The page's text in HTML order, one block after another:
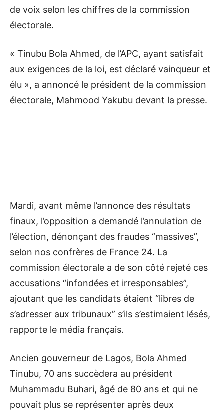
de voix selon les chiffres de la commission
électorale.
« Tinubu Bola Ahmed, de l’APC, ayant satisfait
aux exigences de la loi, est déclaré vainqueur et
élu », a annoncé le président de la commission
électorale, Mahmood Yakubu devant la presse.
Mardi, avant même l’annonce des résultats
finaux, l’opposition a demandé l’annulation de
l’élection, dénonçant des fraudes “massives”,
selon nos confrères de France 24. La
commission électorale a de son côté rejeté ces
accusations “infondées et irresponsables”,
ajoutant que les candidats étaient “libres de
s’adresser aux tribunaux” s’ils s’estimaient lésés,
rapporte le média français.
Ancien gouverneur de Lagos, Bola Ahmed
Tinubu, 70 ans succèdera au président
Muhammadu Buhari, âgé de 80 ans et qui ne
pouvait plus se représenter après deux